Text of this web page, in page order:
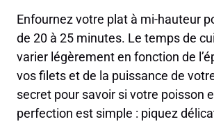
Enfournez votre plat à mi-hauteur
de 20 à 25 minutes. Le temps de
varier légèrement en fonction de
vos filets et de la puissance de
secret pour savoir si votre poisson
perfection est simple : piquez